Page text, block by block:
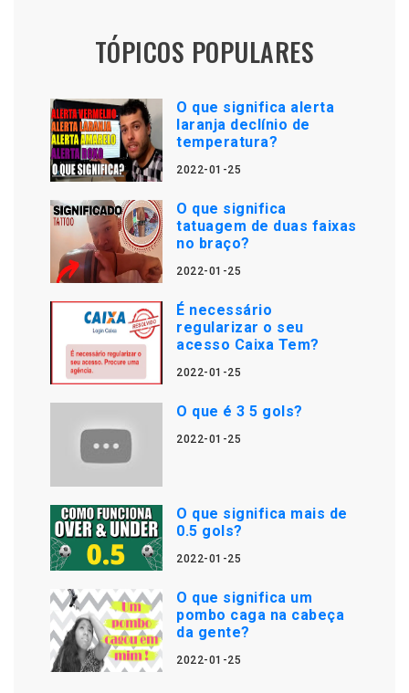
TÓPICOS POPULARES
O que significa alerta
laranja declínio de
temperatura?
2022-01-25
O que significa
tatuagem de duas faixas
no braço?
2022-01-25
É necessário
regularizar o seu
acesso Caixa Tem?
2022-01-25
O que é 3 5 gols?
2022-01-25
O que significa mais de
0.5 gols?
2022-01-25
O que significa um
pombo caga na cabeça
da gente?
2022-01-25